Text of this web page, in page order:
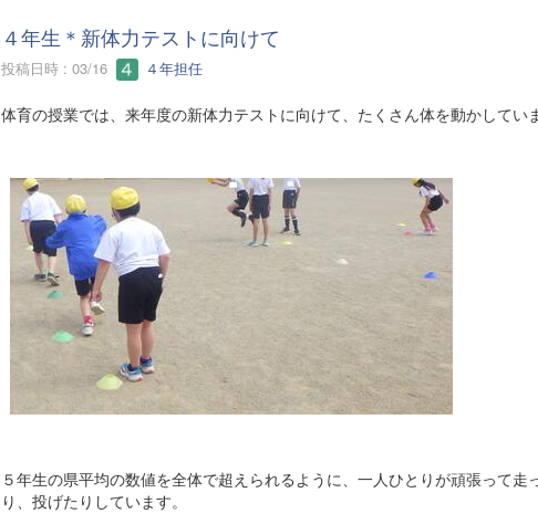
４年生＊新体力テストに向けて
投稿日時 : 03/16 ４年担任
体育の授業では、来年度の新体力テストに向けて、たくさん体を動かしてい
５年生の県平均の数値を全体で超えられるように、一人ひとりが頑張って走
り、投げたりしています。